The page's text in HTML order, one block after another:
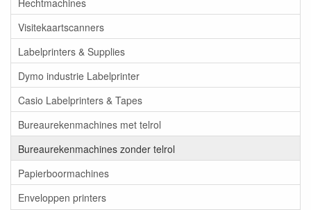
Visitekaartscanners
Labelprinters & Supplies
Dymo industrie Labelprinter
Casio Labelprinters & Tapes
Bureaurekenmachines met telrol
Bureaurekenmachines zonder telrol
Papierboormachines
Enveloppen printers